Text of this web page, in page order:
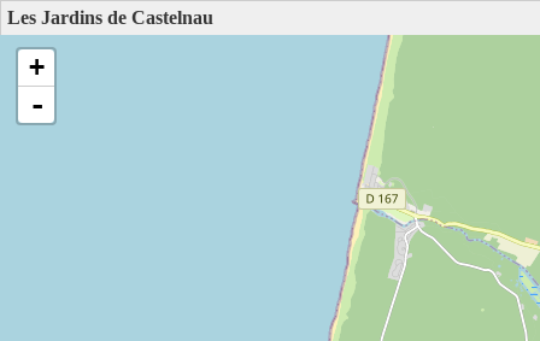
Les Jardins de Castelnau
+
-